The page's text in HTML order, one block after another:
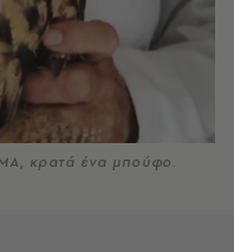
κρατά ένα μπούφο.